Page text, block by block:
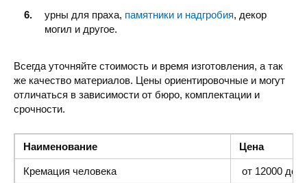
урны для праха, памятники и надгробия, декор
могил и другое.
Всегда уточняйте стоимость и время изготовления, а так
же качество материалов. Цены ориентировочные и могут
отличаться в зависимости от бюро, комплектации и
срочности.
Наименование Цена
Кремация человека от 12000 до